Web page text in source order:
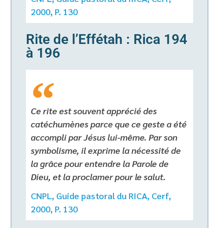
2000, P. 130
Rite de l’Effétah : Rica 194
à 196
Ce rite est souvent apprécié des
catéchumènes parce que ce geste a été
accompli par Jésus lui-même. Par son
symbolisme, il exprime la nécessité de
la grâce pour entendre la Parole de
Dieu, et la proclamer pour le salut.
CNPL, Guide pastoral du RICA, Cerf,
2000, P. 130